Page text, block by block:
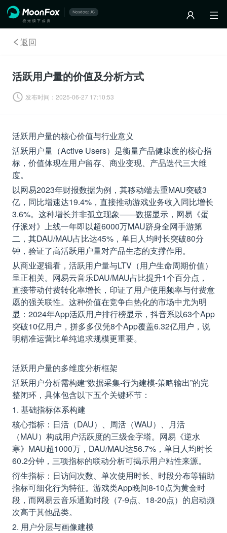
返回
活跃用户量的价值及分析方式
发布时间： 2025-06-27 17:10:53
活跃用户量的核心价值与行业意义
活跃用户量（Active Users）是衡量产品健康度的核心指
标，价值体现在用户留存、商业变现、产品迭代三大维
度。
以网易2023年财报数据为例，其移动端去重MAU突破3
亿，同比增速达19.4%，直接推动游戏业务收入同比增长
3.6%。这种增长并非孤立现象——数据显示，网易《蛋
仔派对》上线一年即以超6000万MAU跻身全网手游第
二，其DAU/MAU占比达45%，单日人均时长突破80分
钟，验证了高活跃用户量对产品生态的支撑作用。
从商业逻辑看，活跃用户量与LTV（用户生命周期价值）
呈正相关。网易云音乐DAU/MAU占比提升1个百分点，
直接带动付费转化率增长，印证了用户使用频率与付费意
愿的强关联性。这种价值在竞争白热化的市场中尤为明
显：2024年App活跃用户排行榜显示，抖音系以63个App
突破10亿用户，拼多多仅凭8个App覆盖6.32亿用户，说
明精准运营比单纯追求规模更重要。
活跃用户量的多维度分析框架
活跃用户分析需构建“数据采集-行为建模-策略输出”的完
整闭环，具体包含以下五个关键环节：
1. 基础指标体系构建
核心指标：日活（DAU）、周活（WAU）、月活
（MAU）构成用户活跃度的三级金字塔。网易《逆水
寒》MAU超1000万，DAU/MAU达56.7%，单日人均时长
60.2分钟，三项指标的联动分析可揭示用户粘性来源。
衍生指标：日访问次数、单次使用时长、时段分布等辅助
指标可细化行为特征。游戏类App晚间8-10点为黄金时
段，而网易云音乐通勤时段（7-9点、18-20点）的启动频
次高于其他品类。
2. 用户分层与画像建模